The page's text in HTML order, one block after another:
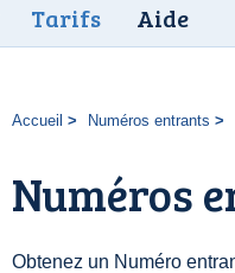
Tarifs Aide
Accueil Numéros entrants
Numéros
Obtenez un Numéro